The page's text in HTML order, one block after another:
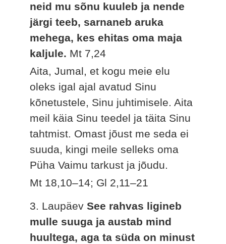
neid mu sõnu kuuleb ja nende
järgi teeb, sarnaneb aruka
mehega, kes ehitas oma maja
kaljule. Mt 7,24
Aita, Jumal, et kogu meie elu
oleks igal ajal avatud Sinu
kõnetustele, Sinu juhtimisele. Aita
meil käia Sinu teedel ja täita Sinu
tahtmist. Omast jõust me seda ei
suuda, kingi meile selleks oma
Püha Vaimu tarkust ja jõudu.
Mt 18,10–14; Gl 2,11–21
3. LaupäevSee rahvas ligineb
mulle suuga ja austab mind
huultega, aga ta süda on minust